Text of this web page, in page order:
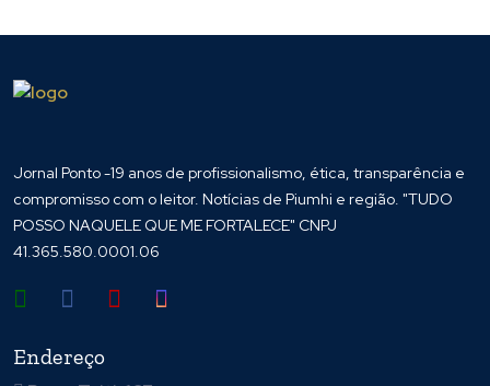
Jornal Ponto -19 anos de profissionalismo, ética, transparência e
compromisso com o leitor. Notícias de Piumhi e região. "TUDO
POSSO NAQUELE QUE ME FORTALECE" CNPJ
41.365.580.0001.06
Endereço